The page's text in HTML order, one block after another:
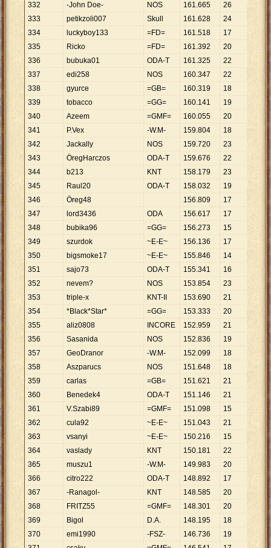
332
-John Doe- NOS 161.665 26
218
333
petikzoli007 Skull 161.628 24 6
735
334
luckyboy133 =FD= 161.518 17
501
335
Ricko =FD= 161.392 20 8.
070
336
bubuka01 ODA-T 161.325 22 7
333
337
edi258 NOS 160.347 22
289
338
gyurce =GB= 160.319 18 . 907
339
tobacco =GG= 160.141 19
428
340
Azeem =GMF= 160.055 20 . 003
341
P.Vex -W.M- 159.804 18 8
878
342
Jackally NOS 159.720 23
944
343
ÖregHarczos ODA-T 159.676 22
258
344
b213 KNT 158.179 23
877
345
Raul20 ODA-T 158.032 19
317
346
Öreg48 156.809 17 9
224
347
lord3436 ODA 156.617 17
213
348
bubika96 =GG= 156.273 15 10
349
szurdok ~E-E~ 156.136 17 9
184
350
bigsmoke17 ~E-E~ 155.846 14
351
sajo73 ODA-T 155.341 16 .
352
nevem? NOS 153.854 23
689
353
triple-x KNT-II 153.690 21 . 319
354
*Black*Star* =GG= 153.333 20 7
667
355
aliz0808 INCORE 152.959 21 7
284
356
Sasanida NOS 152.836 19
357
GeoDranor -W.M- 152.099 18 .
450
358
Aszparucs NOS 151.648 18 8
425
359
carlas =GB= 151.621 21 7
220
360
Benedek4 ODA-T 151.146 21
197
361
V.Szabi89 =GMF= 151.098 15 10
362
cula92 ~E-E~ 151.043 21 7
193
363
vsanyi ~E-E~ 150.216 15
364
vaslady KNT 150.181 22 . 826
365
muszu1 -W.M- 149.983 20
366
citro222 ODA-T 148.892 17 . 758
367
-Ranagol- KNT 148.585 20 7
429
368
FRITZ55 =GMF= 148.301 20 7
415
369
Bigol D.A. 148.195 18
233
370
emi1990 -FSZ- 146.736 19 7.